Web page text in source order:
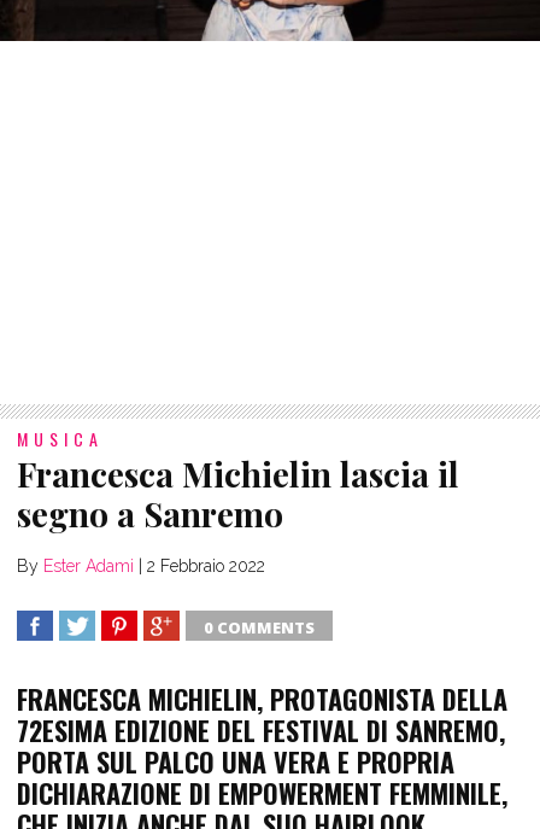
MUSICA
Francesca Michielin lascia il
segno a Sanremo
By Ester Adami 2 Febbraio 2022
0 COMMENTS
FRANCESCA MICHIELIN, PROTAGONISTA DELLA
72ESIMA EDIZIONE DEL FESTIVAL DI SANREMO,
PORTA SUL PALCO UNA VERA E PROPRIA
DICHIARAZIONE DI EMPOWERMENT FEMMINILE,